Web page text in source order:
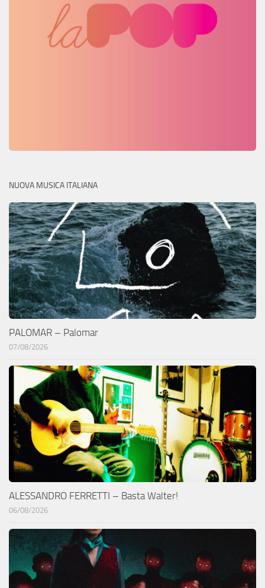
NUOVA MUSICA ITALIANA
PALOMAR – Palomar
07/08/2026
ALESSANDRO FERRETTI – Basta Walter!
06/08/2026